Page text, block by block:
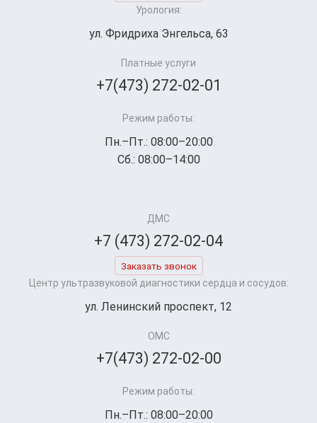
Урология:
ул. Фридриха Энгельса, 63
Платные услуги
+7(473) 272-02-01
Режим работы:
Пн.–Пт.: 08:00–20:00
Сб.: 08:00–14:00
ДМС
+7 (473) 272-02-04
Заказать звонок
Центр ультразвуковой диагностики сердца и сосудов:
ул. Ленинский проспект, 12
ОМС
+7(473) 272-02-00
Режим работы:
Пн.–Пт.: 08:00–20:00